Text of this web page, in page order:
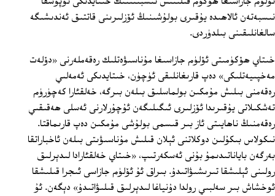
نىسبەتەن ئالاھىدە يۇقىرى بولۇشىنىڭ ئۆزلىرىنى قاتتىق ئەندىشىگە
سالغانلىقىنى بىلدۈردى.
خىتاي ھۆكۈمىتى ئۆلۈم جازاسىغا مۇناسىۋەتلىك رەقەملەرنى «دۆلەت
مەخپىيەتلىكى» دەپ قارىغانلىقى ئۈچۈن، خىتايدىكى ئەمەلىي
رەقەمنى بىلىش مۇمكىن بولماسلىق بىلەن بىرگە، خەلقئارا كەچۈرۈم
تەشكىلاتى يۇقىرىدا ئۆزلىرى ئىگىلىگەن ئۇچۇرلارنى ئەسلى ھەقىقىي
رەقەمنىڭ ناھايىتى ئاز بىر قىسمى بولۇشى مۇمكىن دەپ قارىماقتا.
نىكولاس بىكۇلىن دوكلاتنى ئېلان قىلىش مۇناسىۋىتى بىلەن ئاخباراتقا
بەرگەن باياناتىدىمۇ بۇنى ئەسكەرتىپ، «خىتاي خەلقئارادا لىدېرلىق
رولىنى ئېلىشقا تىرىشىۋاتىدۇ. بىراق ئۇ ئۆلۈم جازاسى ئىجرا قىلىشقا
ئوخشاش بىر سەلبىي رولدا دۇنياغا لىدېرلىق قىلىۋاتىدۇ» دېگەن. ئۇ